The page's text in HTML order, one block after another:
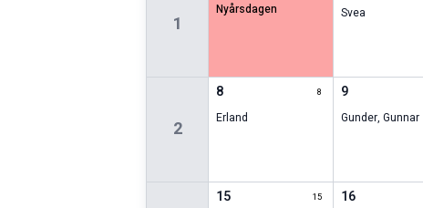
1
nyårsdagen Svea
2
8 8
Erland
9
Gunder, Gunnar
15 15 16